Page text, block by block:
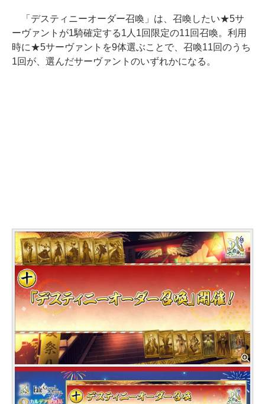
「デスティニーオーダー召喚」は、召喚したい★5サ
ーヴァントが1騎確定する1人1回限定の11回召喚。利用
時に★5サーヴァントを9体選ぶことで、召喚11回のうち
1回が、選んだサーヴァントのいずれかになる。